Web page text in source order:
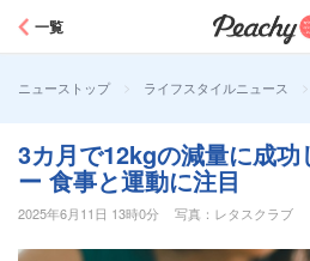
一覧
ニューストップ > ライフスタイルニュース >
3カ月で12kgの減量に成
ー 食事と運動に注目
2025年6月11日 13時0分
写真：レタスクラブ